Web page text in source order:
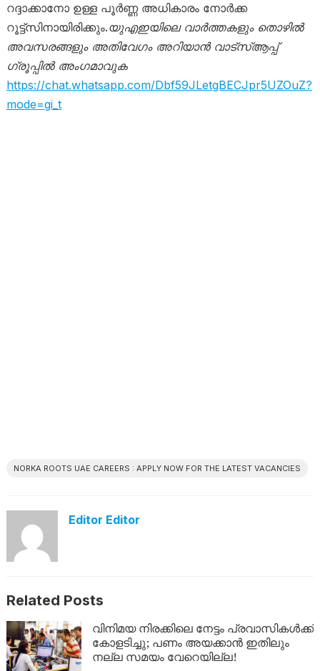
റദ്ദാക്കാനോ ഉള്ള പൂർണ്ണ അധികാരം നോർക്ക
റൂട്ട്സിനായിരിക്കും.യുഎഇയിലെ വാർത്തകളും തൊഴിൽ
അവസരങ്ങളും അതിവേഗം അറിയാൻ വാട്സ്ആപ്പ്
ഗ്രൂപ്പിൽ അംഗമാവുക
https://chat.whatsapp.com/Dbf59JLetgBECJpr5UZOuZ?
mode=gi_t
NORKA ROOTS UAE CAREERS : APPLY NOW FOR THE LATEST VACANCIES
Editor Editor
Related Posts
വിനിമയ നിരക്കിലെ നേട്ടം പ്രവാസികൾക്ക്
കോളടിച്ചു; പണം അയക്കാൻ ഇതിലും
നല്ല സമയം വേറെയില്ല!